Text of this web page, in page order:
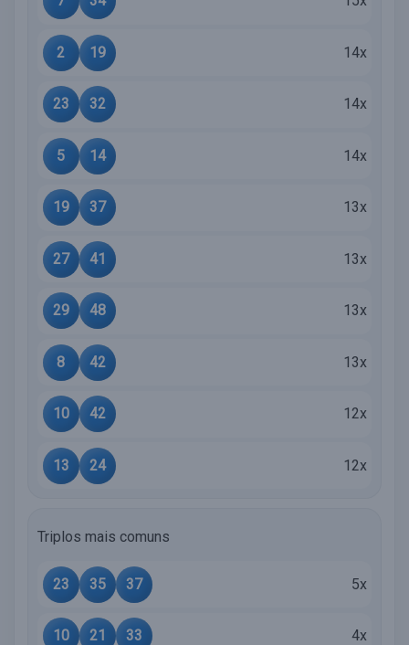
2 19 14x
23 32 14x
5 14 14x
19 37 13x
27 41 13x
29 48 13x
8 42 13x
10 42 12x
13 24 12x
Triplos mais comuns
23 35 37 5x
10 21 33 4x